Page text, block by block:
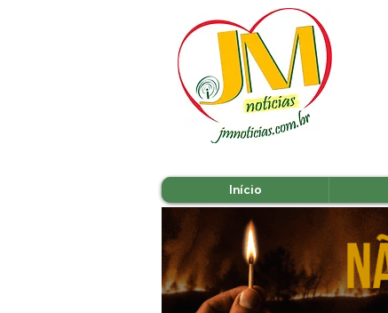
Início